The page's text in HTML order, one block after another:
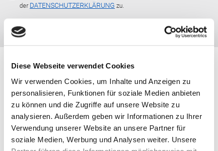
Diese Webseite verwendet Cookies
Wir verwenden Cookies, um Inhalte und Anzeigen zu
personalisieren, Funktionen für soziale Medien anbieten
zu können und die Zugriffe auf unsere Website zu
analysieren. Außerdem geben wir Informationen zu Ihrer
Verwendung unserer Website an unsere Partner für
soziale Medien, Werbung und Analysen weiter. Unsere
der DATENSCHUTZERKLÄRUNG zu.
Anfrage senden
Nachfolgend einige allgemeine
Informationen über Strahlmittel
zum Sandstrahlen